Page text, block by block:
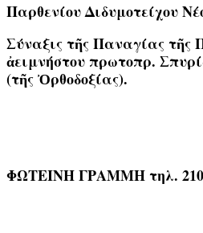
Παρθενίου Διδυμοτείχου
Σύναξις τῆς Παναγίας τῆς
ἀειμνήστου πρωτοπρ.
(τῆς Ὀρθοδοξίας).
ΦΩΤΕΙΝΗ ΓΡΑΜΜΗ τηλ. 210